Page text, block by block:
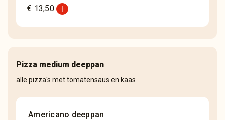
€ 13,50add_circle
Pizza medium deeppan
alle pizza's met tomatensaus en kaas
Americano deeppan